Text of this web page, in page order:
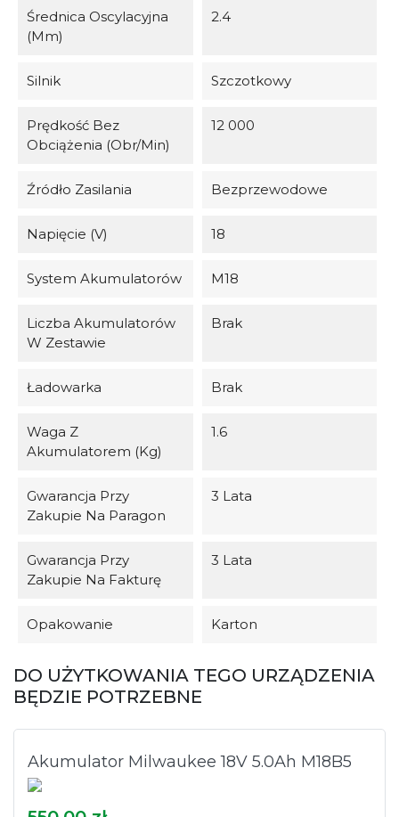
Średnica Oscylacyjna
(mm)
2.4
Silnik Szczotkowy
Prędkość Bez
Obciążenia (obr/min)
12 000
Źródło Zasilania Bezprzewodowe
Napięcie (V) 18
System Akumulatorów M18
Liczba Akumulatorów
W Zestawie
Brak
Ładowarka Brak
Waga Z
Akumulatorem (kg)
1.6
Gwarancja Przy
Zakupie Na Paragon
3 Lata
Gwarancja Przy
Zakupie Na Fakturę
3 Lata
Opakowanie Karton
DO UŻYTKOWANIA TEGO URZĄDZENIA
BĘDZIE POTRZEBNE
Akumulator Milwaukee 18V 5.0Ah M18B5